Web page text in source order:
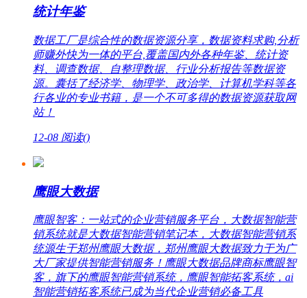
统计年鉴
数据工厂是综合性的数据资源分享，数据资料求购,分析
师赚外快为一体的平台,覆盖国内外各种年鉴、统计资
料、调查数据、自整理数据、行业分析报告等数据资
源。囊括了经济学、物理学、政治学、计算机学科等各
行各业的专业书籍，是一个不可多得的数据资源获取网
站！
12-08 阅读()
鹰眼大数据
鹰眼智客：一站式的企业营销服务平台，大数据智能营
销系统就是大数据智能营销笔记本，大数据智能营销系
统源生于郑州鹰眼大数据，郑州鹰眼大数据致力于为广
大厂家提供智能营销服务！鹰眼大数据品牌商标鹰眼智
客，旗下的鹰眼智能营销系统，鹰眼智能拓客系统，ai
智能营销拓客系统已成为当代企业营销必备工具